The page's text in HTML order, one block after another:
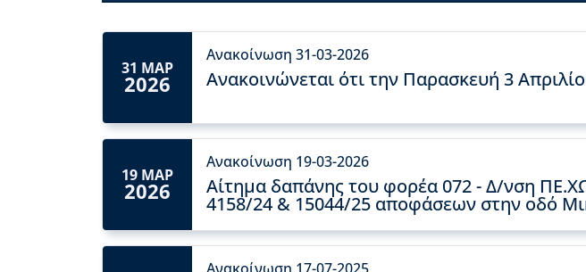
31 ΜΑΡ
2026
Ανακοίνωση 31-03-2026
Ανακοινώνεται ότι την Παρασκευή 3
19 ΜΑΡ
2026
Ανακοίνωση 19-03-2026
Αίτημα δαπάνης του φορέα 072 - Δ/νση
4158/24 & 15044/25 αποφάσεων στην οδό